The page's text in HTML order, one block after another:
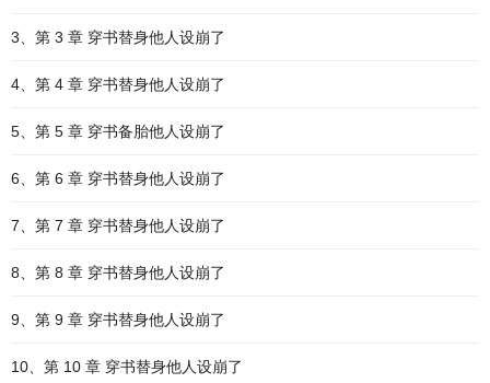
3、第 3 章 穿书替身他人设崩了
4、第 4 章 穿书替身他人设崩了
5、第 5 章 穿书备胎他人设崩了
6、第 6 章 穿书替身他人设崩了
7、第 7 章 穿书替身他人设崩了
8、第 8 章 穿书替身他人设崩了
9、第 9 章 穿书替身他人设崩了
10、第 10 章 穿书替身他人设崩了